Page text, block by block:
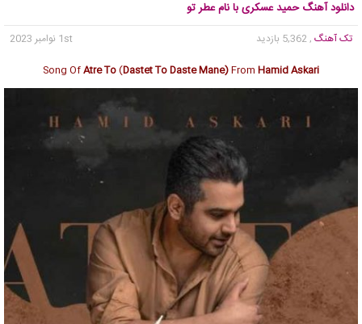
دانلود آهنگ حمید عسکری با نام عطر تو
تک آهنگ , 5,362 بازدید
1st نوامبر 2023
Song OfAtre To (Dastet To Daste Mane)From Hamid Askari